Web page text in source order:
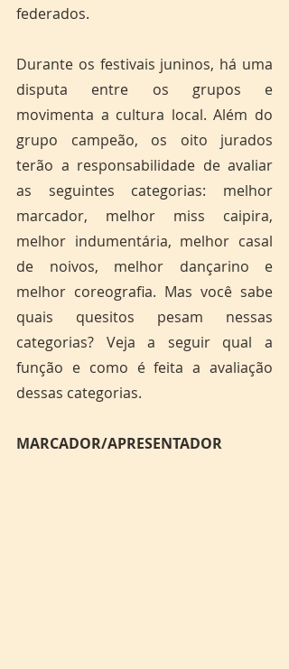
federados.
Durante os festivais juninos, há uma
disputa entre os grupos e
movimenta a cultura local. Além do
grupo campeão, os oito jurados
terão a responsabilidade de avaliar
as seguintes categorias: melhor
marcador, melhor miss caipira,
melhor indumentária, melhor casal
de noivos, melhor dançarino e
melhor coreografia. Mas você sabe
quais quesitos pesam nessas
categorias? Veja a seguir qual a
função e como é feita a avaliação
dessas categorias.
MARCADOR/APRESENTADOR